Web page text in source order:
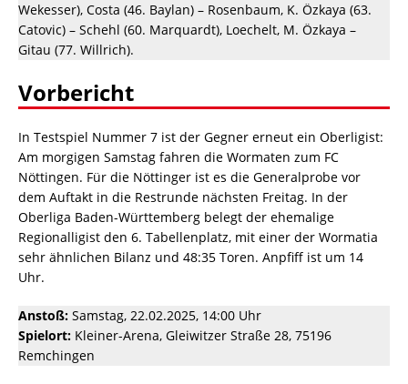
Wekesser), Costa (46. Baylan) – Rosenbaum, K. Özkaya (63.
Catovic) – Schehl (60. Marquardt), Loechelt, M. Özkaya –
Gitau (77. Willrich).
Vorbericht
In Testspiel Nummer 7 ist der Gegner erneut ein Oberligist:
Am morgigen Samstag fahren die Wormaten zum FC
Nöttingen. Für die Nöttinger ist es die Generalprobe vor
dem Auftakt in die Restrunde nächsten Freitag. In der
Oberliga Baden-Württemberg belegt der ehemalige
Regionalligist den 6. Tabellenplatz, mit einer der Wormatia
sehr ähnlichen Bilanz und 48:35 Toren. Anpfiff ist um 14
Uhr.
Anstoß: Samstag, 22.02.2025, 14:00 Uhr
Spielort: Kleiner-Arena, Gleiwitzer Straße 28, 75196
Remchingen